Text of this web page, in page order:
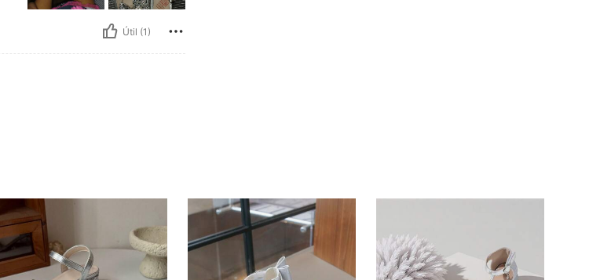
Útil (1)